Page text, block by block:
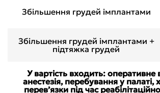
Збільшення грудей імплантами
Збільшення грудей імплантами +
підтяжка грудей
У вартість входить: оперативне
анестезія, перебування у палаті,
перевʼязки під час